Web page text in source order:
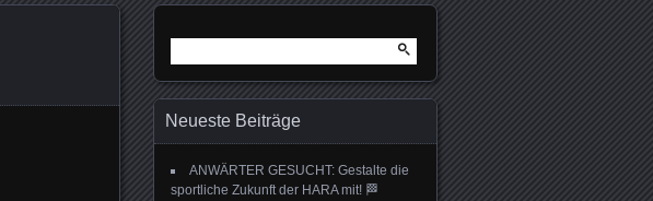
nach:
Neueste Beiträge
ANWÄRTER GESUCHT: Gestalte die
sportliche Zukunft der HARA mit! 🏁